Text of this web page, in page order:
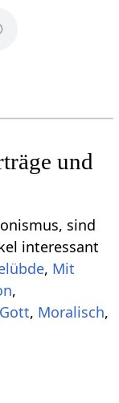
und
sind
interessant
, Mit
,
, Moralisch,